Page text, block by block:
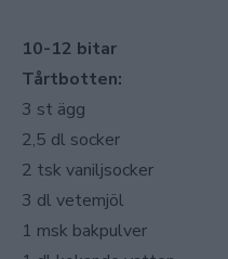
10-12 bitar
Tårtbotten:
3 st ägg
2,5 dl socker
2 tsk vaniljsocker
3 dl vetemjöl
1 msk bakpulver